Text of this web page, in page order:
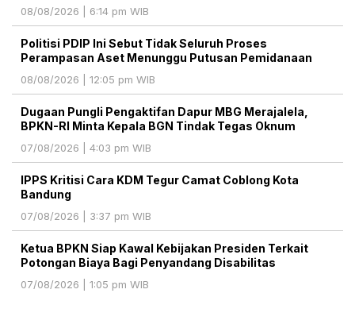
08/08/2026 | 6:14 pm WIB
Politisi PDIP Ini Sebut Tidak Seluruh Proses
Perampasan Aset Menunggu Putusan Pemidanaan
08/08/2026 | 12:05 pm WIB
Dugaan Pungli Pengaktifan Dapur MBG Merajalela,
BPKN-RI Minta Kepala BGN Tindak Tegas Oknum
07/08/2026 | 4:03 pm WIB
IPPS Kritisi Cara KDM Tegur Camat Coblong Kota
Bandung
07/08/2026 | 3:37 pm WIB
Ketua BPKN Siap Kawal Kebijakan Presiden Terkait
Potongan Biaya Bagi Penyandang Disabilitas
07/08/2026 | 1:05 pm WIB